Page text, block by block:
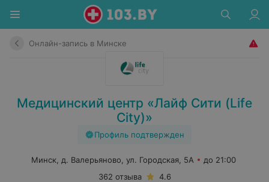
Онлайн-запись в Минске
Медицинский центр «Лайф Сити (Life
City)»
Профиль подтвержден
Минск, д. Валерьяново, ул. Городская, 5А
до 21:00
362 отзыва
4.6